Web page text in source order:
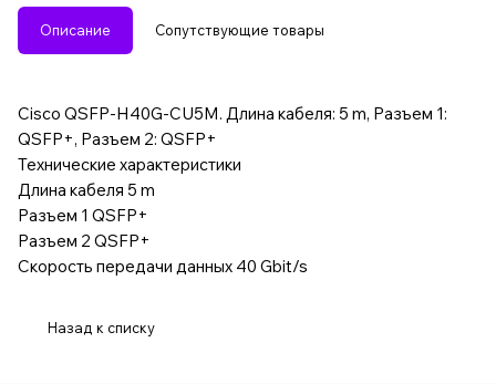
Описание Сопутствующие товары
Cisco QSFP-H40G-CU5M. Длина кабеля: 5 m, Разъем 1:
QSFP+, Разъем 2: QSFP+
Технические характеристики
Длина кабеля 5 m
Разъем 1 QSFP+
Разъем 2 QSFP+
Скорость передачи данных 40 Gbit/s
Назад к списку